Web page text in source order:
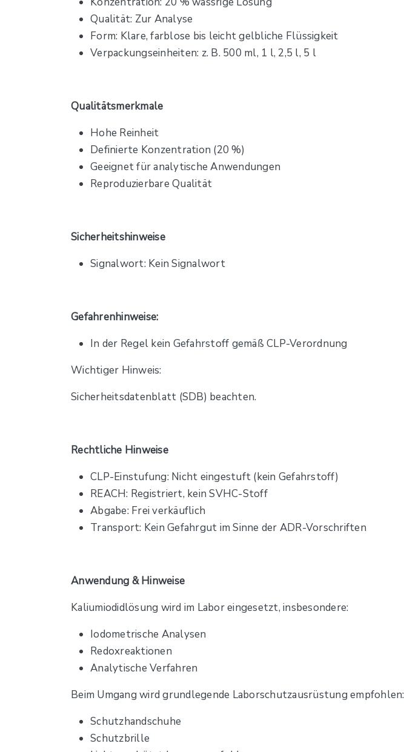
Qualität: Zur Analyse
Form: Klare, farblose bis leicht gelbliche Flüssigkeit
Verpackungseinheiten: z. B. 500 ml, 1 l, 2,5 l, 5 l
Qualitätsmerkmale
Hohe Reinheit
Definierte Konzentration (20 %)
Geeignet für analytische Anwendungen
Reproduzierbare Qualität
Sicherheitshinweise
Signalwort: Kein Signalwort
Gefahrenhinweise:
In der Regel kein Gefahrstoff gemäß CLP-Verordnung
Wichtiger Hinweis:
Sicherheitsdatenblatt (SDB) beachten.
Rechtliche Hinweise
CLP-Einstufung: Nicht eingestuft (kein Gefahrstoff)
REACH: Registriert, kein SVHC-Stoff
Abgabe: Frei verkäuflich
Transport: Kein Gefahrgut im Sinne der ADR-Vorschriften
Anwendung & Hinweise
Kaliumiodidlösung wird im Labor eingesetzt, insbesondere:
Iodometrische Analysen
Redoxreaktionen
Analytische Verfahren
Beim Umgang wird grundlegende Laborschutzausrüstung empfohlen:
Schutzhandschuhe
Schutzbrille